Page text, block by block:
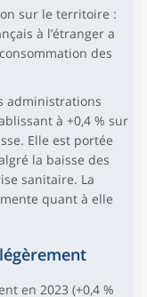
sur le territoire :
à l’étranger a
des
administrations
à +0,4 % sur
Elle est portée
la baisse des
sanitaire. La
quant à elle
en 2023 (+0,4 %